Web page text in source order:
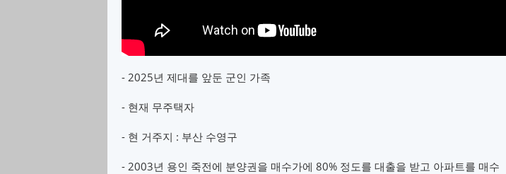
- 2025년 제대를 앞둔 군인 가족
- 현재 무주택자
- 현 거주지 : 부산 수영구
- 2003년 용인 죽전에 분양권을 매수가에 80% 정도를 대출을 받고 아파트를 매수